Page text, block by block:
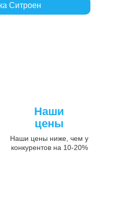
Ситроен
Наши
цены
Наши цены ниже, чем у
конкурентов на 10-20%